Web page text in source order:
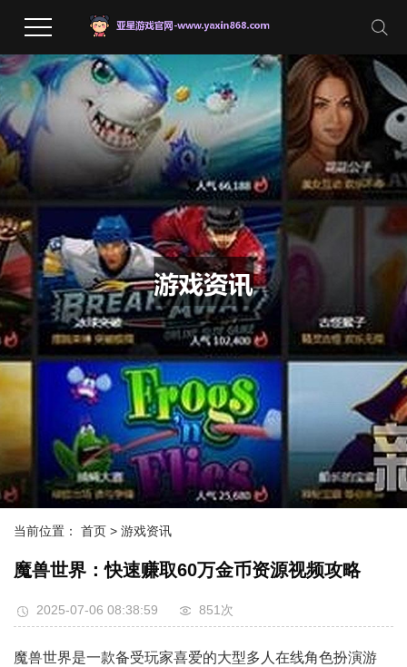
当前位置： 首页 > 游戏资讯
魔兽世界：快速赚取60万金币资源视频攻略
2025-07-06 08:38:59 851次
魔兽世界是一款备受玩家喜爱的大型多人在线角色扮演游